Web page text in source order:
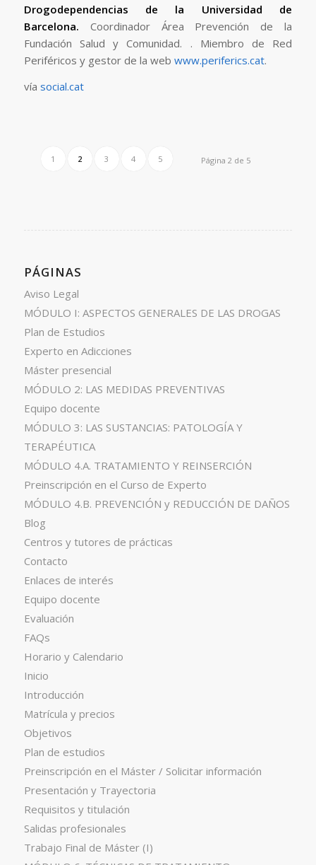
Drogodependencias de la Universidad de
Barcelona. Coordinador Área Prevención de la
Fundación Salud y Comunidad. . Miembro de Red
Periféricos y gestor de la web www.periferics.cat.
vía social.cat
Página 2 de 5
1 2 3 4 5
PÁGINAS
Aviso Legal
MÓDULO I: ASPECTOS GENERALES DE LAS DROGAS
Plan de Estudios
Experto en Adicciones
Máster presencial
MÓDULO 2: LAS MEDIDAS PREVENTIVAS
Equipo docente
MÓDULO 3: LAS SUSTANCIAS: PATOLOGÍA Y
TERAPÉUTICA
MÓDULO 4.A. TRATAMIENTO Y REINSERCIÓN
Preinscripción en el Curso de Experto
MÓDULO 4.B. PREVENCIÓN y REDUCCIÓN DE DAÑOS
Blog
Centros y tutores de prácticas
Contacto
Enlaces de interés
Equipo docente
Evaluación
FAQs
Horario y Calendario
Inicio
Introducción
Matrícula y precios
Objetivos
Plan de estudios
Preinscripción en el Máster / Solicitar información
Presentación y Trayectoria
Requisitos y titulación
Salidas profesionales
Trabajo Final de Máster (I)